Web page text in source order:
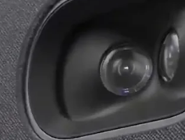
Pantalla clásica
Obturador automático
Fuente de alimentación
Compatible con todos los
No